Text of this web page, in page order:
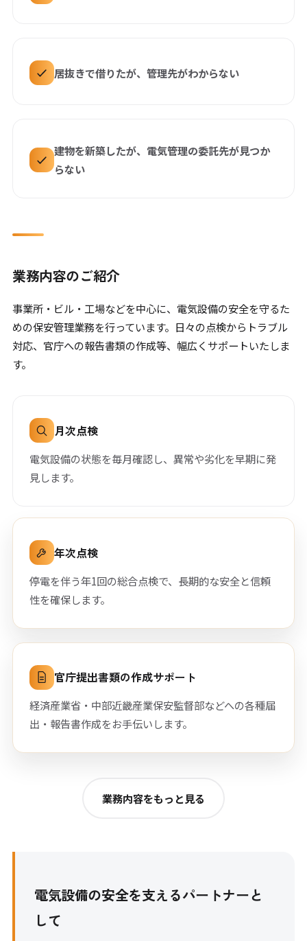
居抜きで借りたが、管理先がわからない
建物を新築したが、電気管理の委託先が見つか
らない
業務内容のご紹介
事業所・ビル・工場などを中心に、電気設備の安全を守るた
めの保安管理業務を行っています。日々の点検からトラブル
対応、官庁への報告書類の作成等、幅広くサポートいたしま
す。
月次点検
電気設備の状態を毎月確認し、異常や劣化を早期に発
見します。
年次点検
停電を伴う年1回の総合点検で、長期的な安全と信頼
性を確保します。
官庁提出書類の作成サポート
経済産業省・中部近畿産業保安監督部などへの各種届
出・報告書作成をお手伝いします。
業務内容をもっと見る
電気設備の安全を支えるパートナーと
して